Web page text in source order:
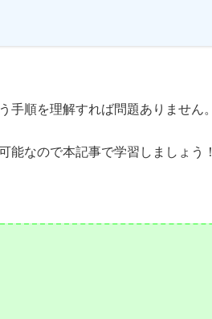
手順を理解すれば問題ありません。
能なので本記事で学習しましょう！